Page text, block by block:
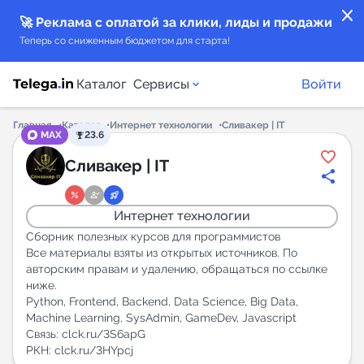
close
🚀 Реклама с оплатой за клики, лиды и продажи
Теперь со сниженным бюджетом для старта!
Каталог Сервисы
Каталог каналов
Каталог ботов
Горящие предложения
Индекс читаемости каналов в Telegram
New
Аналитика MAX каналов
New
Войти
Главная Каталог Интернет технологии
Сливакер | IT
MAX
23.6
Сливакер | IT
Интернет технологии
Сборник полезных курсов для программистов
Все материалы взяты из открытых источников. По
авторским правам и удалению, обращаться по ссылке
ниже.
Python, Frontend, Backend, Data Science, Big Data,
Machine Learning, SysAdmin, GameDev, Javascript
Связь: clck.ru/3S6apG
РКН: clck.ru/3HYpcj